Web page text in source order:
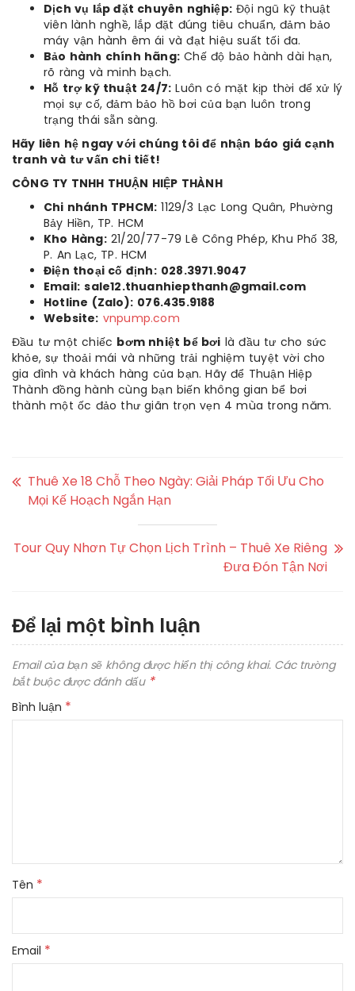
Dịch vụ lắp đặt chuyên nghiệp: Đội ngũ kỹ thuật
viên lành nghề, lắp đặt đúng tiêu chuẩn, đảm bảo
máy vận hành êm ái và đạt hiệu suất tối đa.
Bảo hành chính hãng: Chế độ bảo hành dài hạn,
rõ ràng và minh bạch.
Hỗ trợ kỹ thuật 24/7: Luôn có mặt kịp thời để xử lý
mọi sự cố, đảm bảo hồ bơi của bạn luôn trong
trạng thái sẵn sàng.
Hãy liên hệ ngay với chúng tôi để nhận báo giá cạnh
tranh và tư vấn chi tiết!
CÔNG TY TNHH THUẬN HIỆP THÀNH
Chi nhánh TPHCM: 1129/3 Lạc Long Quân, Phường
Bảy Hiền, TP. HCM
Kho Hàng:21/20/77-79 Lê Công Phép, Khu Phố 38,
P. An Lạc, TP. HCM
Điện thoại cố định: 028.3971.9047
Email: sale12.thuanhiepthanh@gmail.com
Hotline (Zalo): 076.435.9188
Website: vnpump.com
Đầu tư một chiếc bơm nhiệt bể bơi là đầu tư cho sức
khỏe, sự thoải mái và những trải nghiệm tuyệt vời cho
gia đình và khách hàng của bạn. Hãy để Thuận Hiệp
Thành đồng hành cùng bạn biến không gian bể bơi
thành một ốc đảo thư giãn trọn vẹn 4 mùa trong năm.
Thuê Xe 18 Chỗ Theo Ngày: Giải Pháp Tối Ưu Cho
Mọi Kế Hoạch Ngắn Hạn
Tour Quy Nhơn Tự Chọn Lịch Trình – Thuê Xe Riêng
Đưa Đón Tận Nơi
Để lại một bình luận
Email của bạn sẽ không được hiển thị công khai. Các trường
bắt buộc được đánh dấu *
Bình luận *
Tên *
Email *